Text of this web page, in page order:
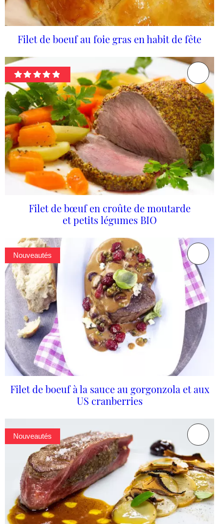
Filet de boeuf au foie gras en habit de fête
Filet de bœuf en croûte de moutarde
et petits légumes BIO
Nouveautés
Filet de boeuf à la sauce au gorgonzola et aux
US cranberries
Nouveautés